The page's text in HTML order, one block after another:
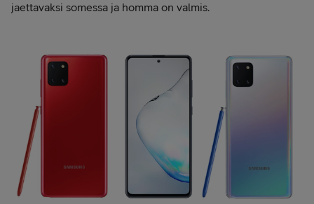
jaettavaksi somessa ja homma on valmis.